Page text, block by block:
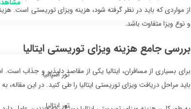
تور اسپانیا
تور ایتالیا
از مواردی که باید در نظر گرفته شود، هزینه ویزای توریستی است.
و نوع ویزا متفاوت باشد.
بررسی جامع هزینه ویزای توریستی ایتالیا
برای بسیاری از مسافران، ایتالیا یکی از مقاصد دلپذیر و جذاب است.
باید مراحل دریافت ویزای توریستی ایتالیا را طی کنید. در این